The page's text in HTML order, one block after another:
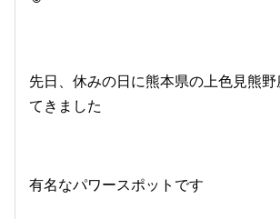
先日、休みの日に熊本県の上色見熊
てきました
有名なパワースポットです